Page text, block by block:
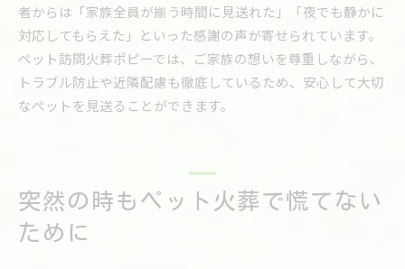
者からは「家族全員が揃う時間に見送れた」「夜でも静かに
対応してもらえた」といった感謝の声が寄せられています。
ペット訪問火葬ポピーでは、ご家族の想いを尊重しながら、
トラブル防止や近隣配慮も徹底しているため、安心して大切
なペットを見送ることができます。
突然の時もペット火葬で慌てない
ために